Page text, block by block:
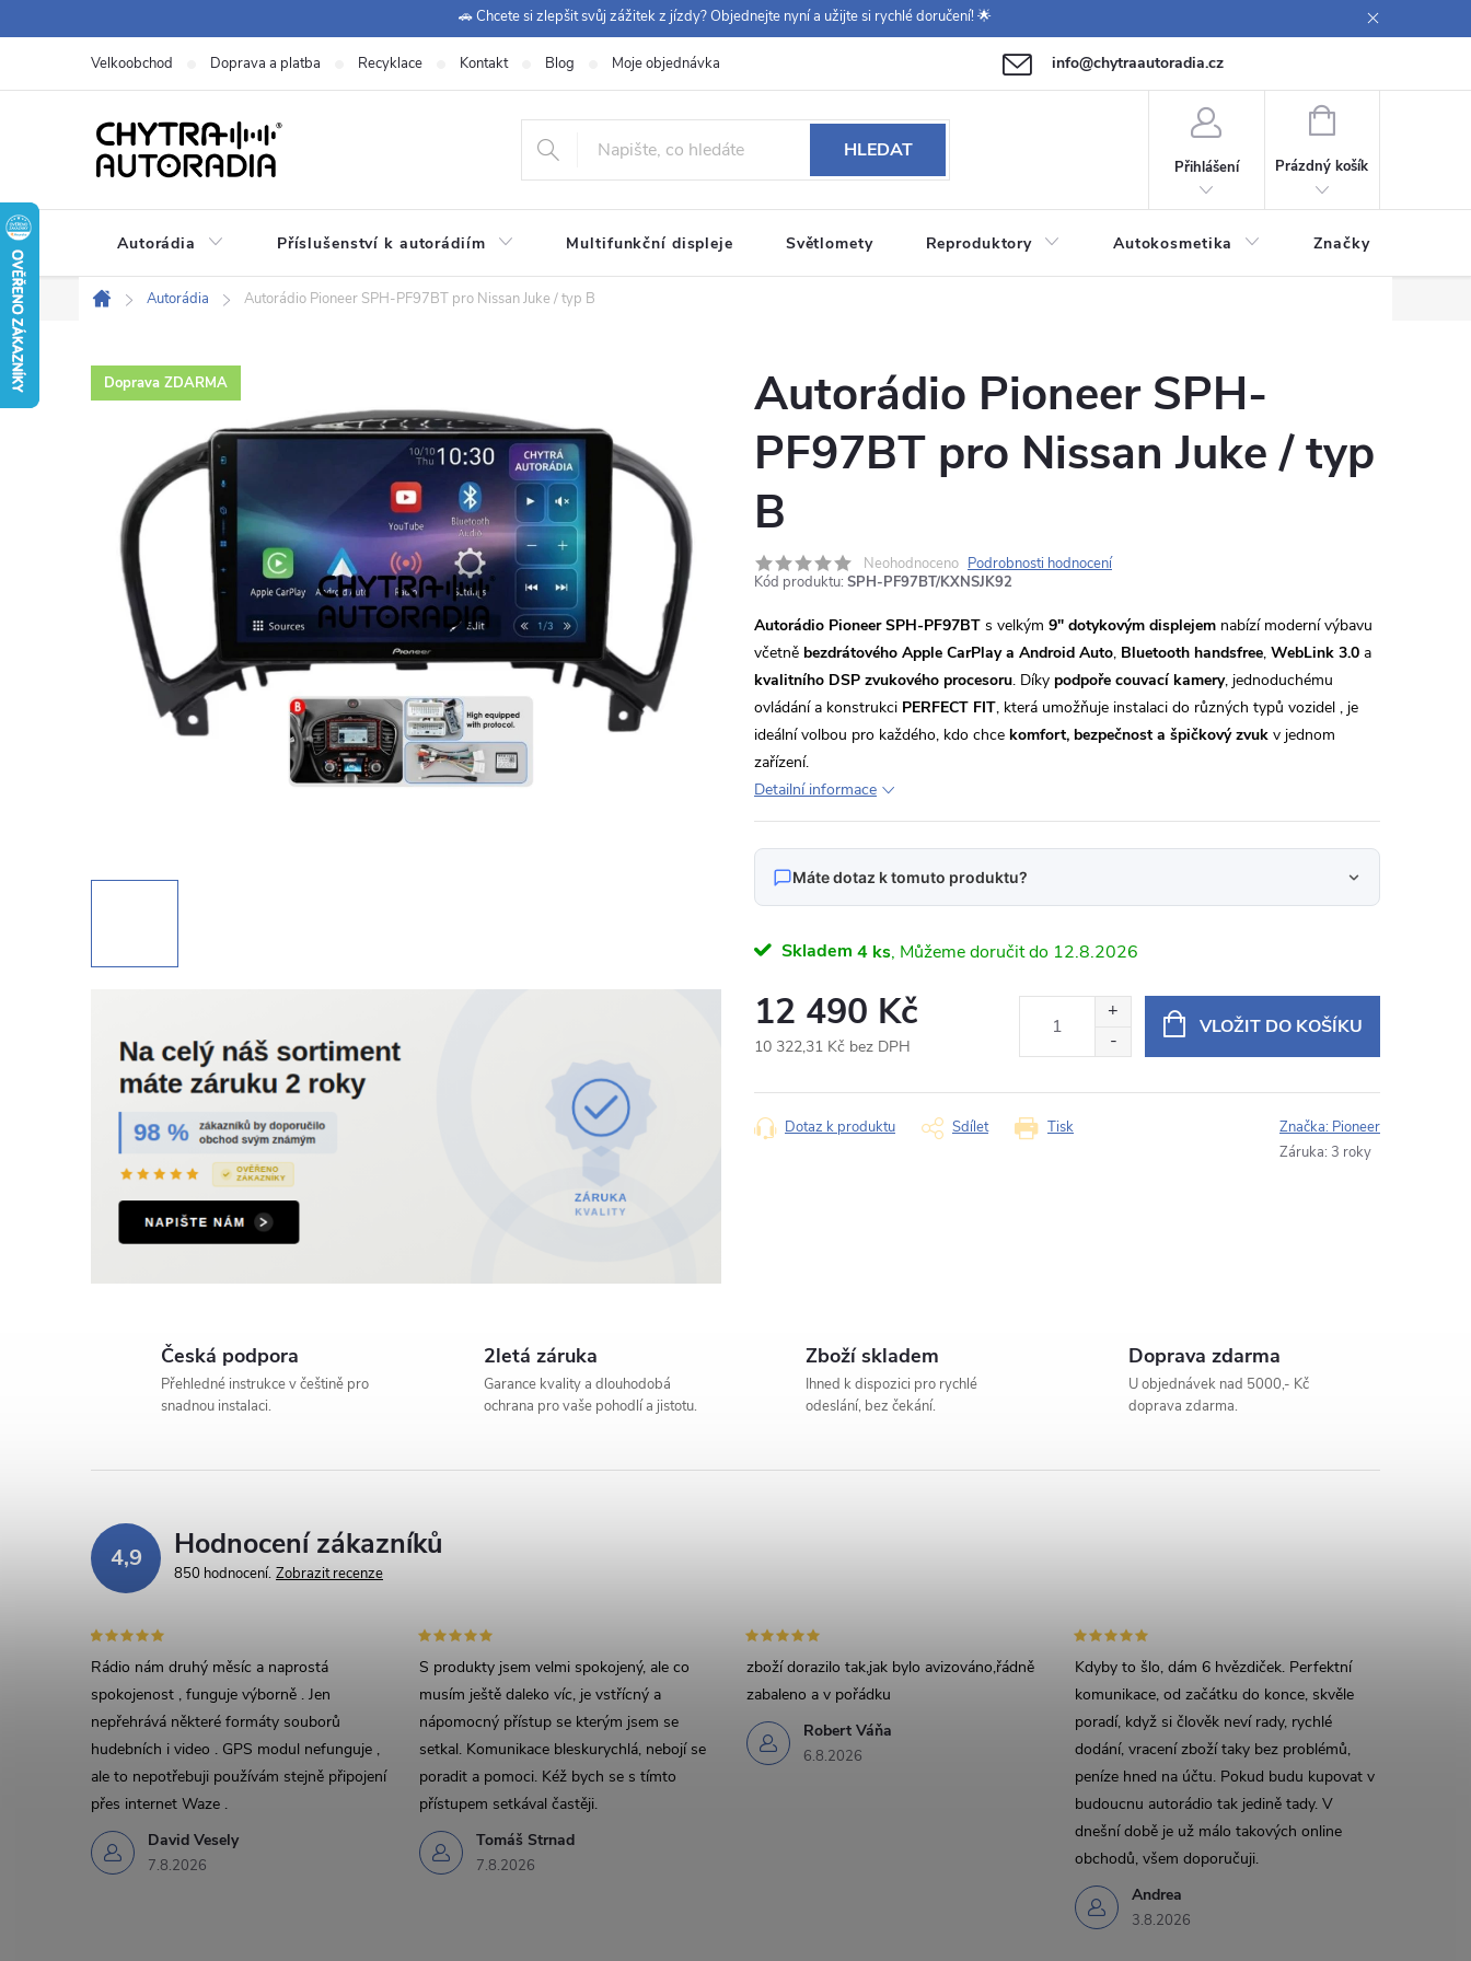
na
🚗 Chcete si zlepšit svůj zážitek z jízdy? Objednejte nyní a užijte si rychlé doručení! 🌟
+420 771 149 411 (Po-Pá 09:00-12:00, 12:30-14:00)
info@chytraautoradia.cz
Velkoobchod Doprava a platba Recyklace Kontakt Blog Moje objednávka
HLEDAT
Přihlášení
NÁKUPNÍ
Prázdný košík
Autorádia Příslušenství k autorádiím Multifunkční displeje Světlomety Reproduktory Autokosmetika Značky
Domů
Autorádia Autorádio Pioneer SPH-PF97BT pro Nissan Juke / typ B
Doprava ZDARMA
Autorádio Pioneer SPH-
PF97BT pro Nissan Juke / typ
B
Neohodnoceno Podrobnosti hodnocení
Kód produktu: SPH-PF97BT/KXNSJK92
Autorádio Pioneer SPH-PF97BT s velkým 9" dotykovým displejem nabízí moderní výbavu
včetně bezdrátového Apple CarPlay a Android Auto, Bluetooth handsfree, WebLink 3.0 a
kvalitního DSP zvukového procesoru. Díky podpoře couvací kamery, jednoduchému
ovládání a konstrukci PERFECT FIT, která umožňuje instalaci do různých typů vozidel , je
ideální volbou pro každého, kdo chce komfort, bezpečnost a špičkový zvuk v jednom
zařízení.
Detailní informace
Máte dotaz k tomuto produktu?
Napište nám svůj dotaz
Produkt:Autorádio Pioneer SPH-PF97BT pro Nissan Juke / typ B
Odesláním souhlasíte sezpracováním osobních údajů.
Skladem 4 ks 12.8.2026
12 490 Kč
10 322,31 Kč bez DPH
cena:
VLOŽIT DO KOŠÍKU
Tisk
Dotaz k produktu Sdílet Značka: Pioneer
Záruka: 3 roky
Česká podpora
Přehledné instrukce v češtině pro
snadnou instalaci.
2letá záruka
Garance kvality a dlouhodobá
ochrana pro vaše pohodlí a jistotu.
Zboží skladem
Ihned k dispozici pro rychlé
odeslání, bez čekání.
Doprava zdarma
U objednávek nad 5000,- Kč
doprava zdarma.
4,9 Hodnocení zákazníků
850 hodnocení Zobrazit recenze
David Vesely
7.8.2026
Rádio nám druhý měsíc a naprostá
spokojenost , funguje výborně . Jen
nepřehrává některé formáty souborů
hudebních i video . GPS modul nefunguje ,
ale to nepotřebuji používám stejně připojení
přes internet Waze .
Tomáš Strnad
7.8.2026
S produkty jsem velmi spokojený, ale co
musím ještě daleko víc, je vstřícný a
nápomocný přístup se kterým jsem se
setkal. Komunikace bleskurychlá, nebojí se
poradit a pomoci. Kéž bych se s tímto
přístupem setkával častěji.
Robert Váňa
6.8.2026
zboží dorazilo tak,jak bylo avizováno,řádně
zabaleno a v pořádku
Andrea
3.8.2026
Kdyby to šlo, dám 6 hvězdiček. Perfektní
komunikace, od začátku do konce, skvěle
poradí, když si člověk neví rady, rychlé
dodání, vracení zboží taky bez problémů,
peníze hned na účtu. Pokud budu kupovat v
budoucnu autorádio tak jedině tady. V
dnešní době je už málo takových online
obchodů, všem doporučuji.